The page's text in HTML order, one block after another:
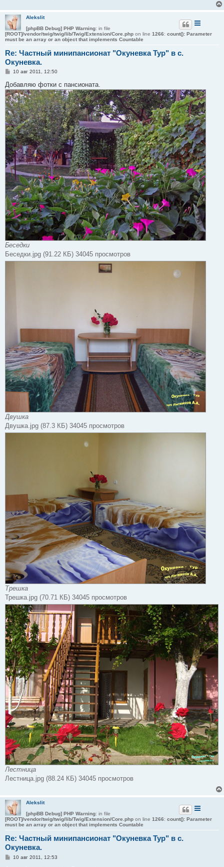
Alekslit
[phpBB Debug] PHP Warning: in file
[ROOT]/vendor/twig/twig/lib/Twig/Extension/Core.php on line 1266: count(): Parameter
must be an array or an object that implements Countable
Re: Частный минипансионат "Окуневка Тур" в с.
Окуневка.
С
о
б
щ
е
н
и
е
10 авг 2011, 12:50
Добавляю фотки с пансионата.
Беседки
Беседки.jpg (91.22 КБ) 34045 просмотров
Двушка
Двушка.jpg (87.3 КБ) 34045 просмотров
Трешка
Трешка.jpg (70.71 КБ) 34045 просмотров
Лестница
Лестница.jpg (88.24 КБ) 34045 просмотров
Alekslit
[phpBB Debug] PHP Warning: in file
[ROOT]/vendor/twig/twig/lib/Twig/Extension/Core.php on line 1266: count(): Parameter
must be an array or an object that implements Countable
Re: Частный минипансионат "Окуневка Тур" в с.
Окуневка.
С10 авг 2011, 12:53